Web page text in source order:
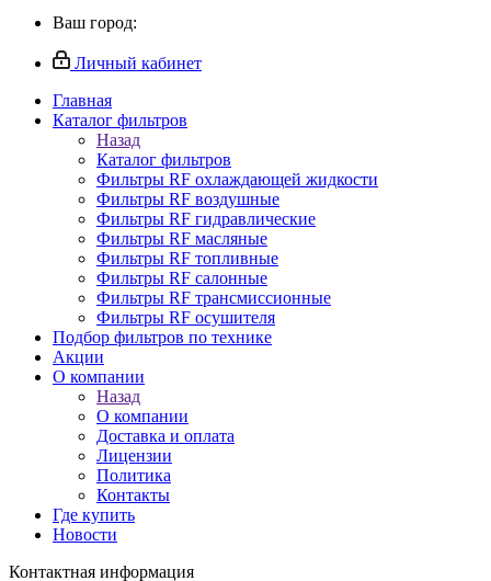
Ваш город:
Личный кабинет
Главная
Каталог фильтров
Назад
Каталог фильтров
Фильтры RF охлаждающей жидкости
Фильтры RF воздушные
Фильтры RF гидравлические
Фильтры RF масляные
Фильтры RF топливные
Фильтры RF салонные
Фильтры RF трансмиссионные
Фильтры RF осушителя
Подбор фильтров по технике
Акции
О компании
Назад
О компании
Доставка и оплата
Лицензии
Политика
Контакты
Где купить
Новости
Контактная информация